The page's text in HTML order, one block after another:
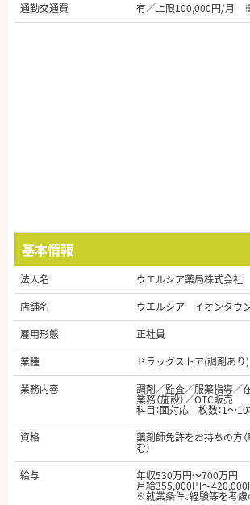
通勤交通費
有／上限100,000円/月
基本情報
法人名
ウエルシア薬局株式会社
店舗名
ウエルシア イオンタウ
雇用形態
正社員
業種
ドラッグストア(調剤あり)
業務内容
調剤／監査／服薬指導／
業務（施設）／OTC販売
科目：面対応 枚数：1～
資格
薬剤師免許をお持ちの方
む）
給与
年収530万円～700万円
月給355,000円～420,000
※就業条件、経験等を考慮